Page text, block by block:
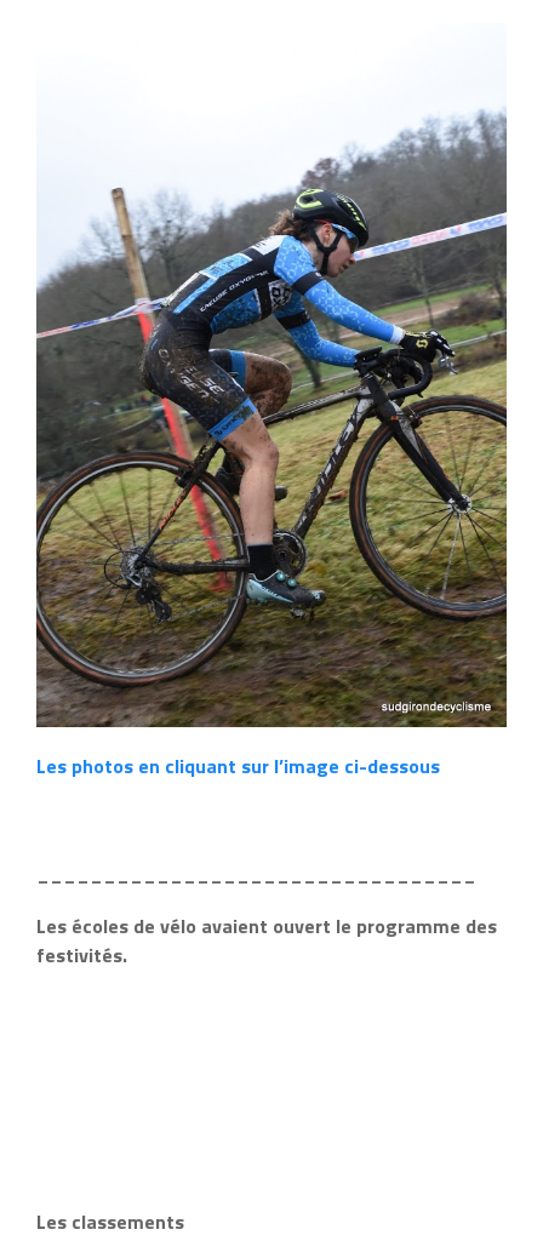
Les photos en cliquant sur l’image ci-dessous
Les écoles de vélo avaient ouvert le programme des
festivités.
Les classements